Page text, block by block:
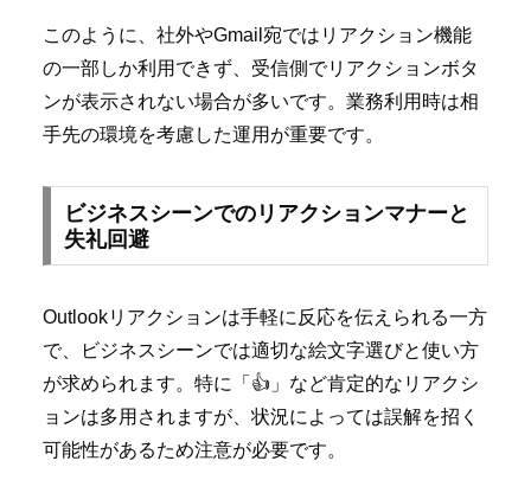
このように、社外やGmail宛ではリアクション機能
の一部しか利用できず、受信側でリアクションボタ
ンが表示されない場合が多いです。業務利用時は相
手先の環境を考慮した運用が重要です。
ビジネスシーンでのリアクションマナーと
失礼回避
Outlookリアクションは手軽に反応を伝えられる一方
で、ビジネスシーンでは適切な絵文字選びと使い方
が求められます。特に「👍」など肯定的なリアクシ
ョンは多用されますが、状況によっては誤解を招く
可能性があるため注意が必要です。